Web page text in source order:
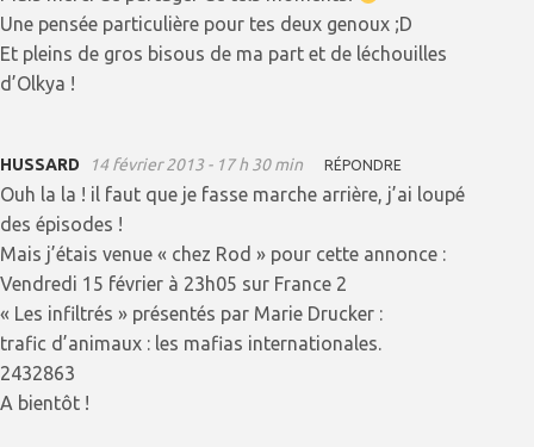
Une pensée particulière pour tes deux genoux ;D
Et pleins de gros bisous de ma part et de léchouilles
d’Olkya !
HUSSARD 14 février 2013 - 17 h 30 min RÉPONDRE
Ouh la la ! il faut que je fasse marche arrière, j’ai loupé
des épisodes !
Mais j’étais venue « chez Rod » pour cette annonce :
Vendredi 15 février à 23h05 sur France 2
« Les infiltrés » présentés par Marie Drucker :
trafic d’animaux : les mafias internationales.
2432863
A bientôt !